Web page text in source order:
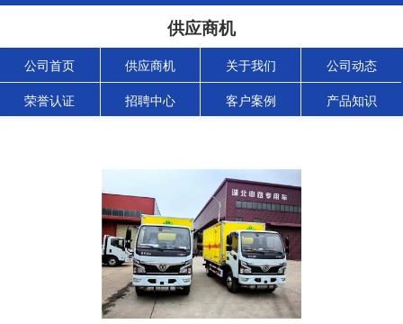
供应商机
公司首页 供应商机 关于我们 公司动态
荣誉认证 招聘中心 客户案例 产品知识